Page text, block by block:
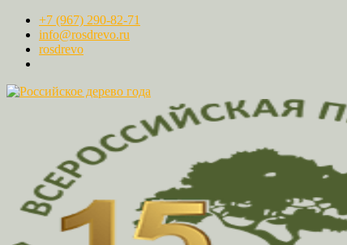
+7 (967) 290-82-71
info@rosdrevo.ru
rosdrevo